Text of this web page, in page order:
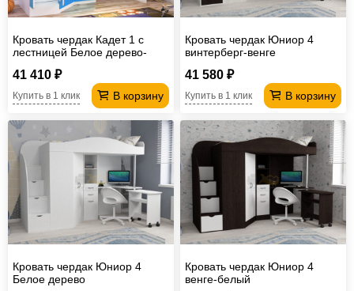
Кровать чердак Кадет 1 с
лестницей Белое дерево-
41 410 ₽
В корзину
Купить в 1 клик
Кровать чердак Юниор 4
винтерберг-венге
41 580 ₽
В корзину
Купить в 1 клик
Кровать чердак Юниор 4
Белое дерево
Кровать чердак Юниор 4
венге-белый